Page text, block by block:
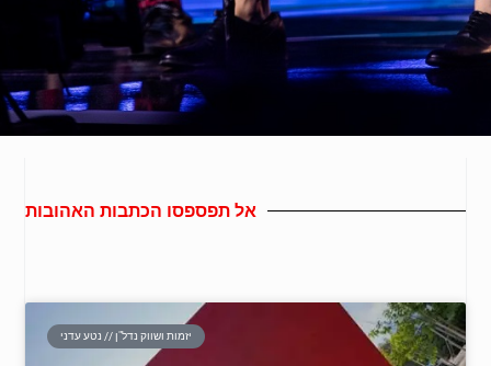
אל תפספסו הכתבות האהובות
יזמות ושווק נדל"ן // נטע עדני